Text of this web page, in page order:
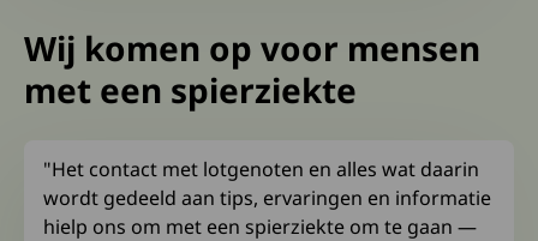
Wij komen op voor mensen
met een spierziekte
"Het contact met lotgenoten en alles wat daarin
wordt gedeeld aan tips, ervaringen en informatie
hielp ons om met een spierziekte om te gaan —